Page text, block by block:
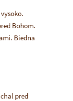
Bohom.
Biedna
pred